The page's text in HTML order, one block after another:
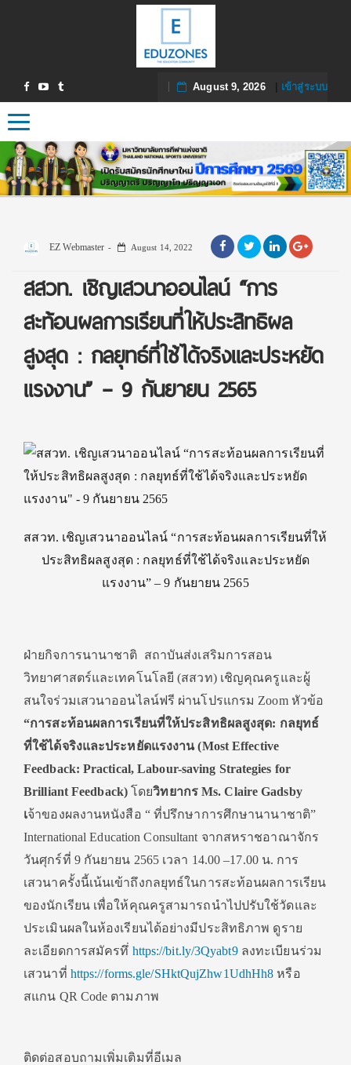
August 9, 2026| เข้าสู่ระบบ
Toggle navigation
EZ Webmaster August 14, 2022
สสวท. เชิญเสวนาออนไลน์ “การ
สะท้อนผลการเรียนที่ให้ประสิทธิผล
สูงสุด : กลยุทธ์ที่ใช้ได้จริงและประหยัด
แรงงาน” – 9 กันยายน 2565
สสวท. เชิญเสวนาออนไลน์ “การสะท้อนผลการเรียนที่ให้
ประสิทธิผลสูงสุด : กลยุทธ์ที่ใช้ได้จริงและประหยัด
แรงงาน” – 9 กันยายน 2565
ฝ่ายกิจการนานาชาติ สถาบันส่งเสริมการสอน
วิทยาศาสตร์และเทคโนโลยี (สสวท) เชิญคุณครูและผู้
สนใจร่วมเสวนาออนไลน์ฟรี ผ่านโปรแกรม Zoom หัวข้อ
“การสะท้อนผลการเรียนที่ให้ประสิทธิผลสูงสุด: กลยุทธ์
ที่ใช้ได้จริงและประหยัดแรงงาน (Most Effective
Feedback: Practical, Labour-saving Strategies for
Brilliant Feedback)โดยวิทยากร Ms. Claire Gadsby
เจ้าของผลงานหนังสือ “ ที่ปรึกษาการศึกษานานาชาติ”
International Education Consultant จากสหราชอาณาจักร
วันศุกร์ที่ 9 กันยายน 2565 เวลา 14.00 –17.00 น. การ
เสวนาครั้งนี้เน้นเข้าถึงกลยุทธ์ในการสะท้อนผลการเรียน
ของนักเรียน เพื่อให้คุณครูสามารถนำไปปรับใช้วัดและ
ประเมินผลในห้องเรียนได้อย่างมีประสิทธิภาพ ดูราย
ละเอียดการสมัครทึ่ https://bit.ly/3Qyabt9ลงทะเบียนร่วม
เสวนาที่ https://forms.gle/SHktQujZhw1UdhHh8 หรือ
สแกน QR Code ตามภาพ
ติดต่อสอบถามเพิ่มเติมที่อีเมล